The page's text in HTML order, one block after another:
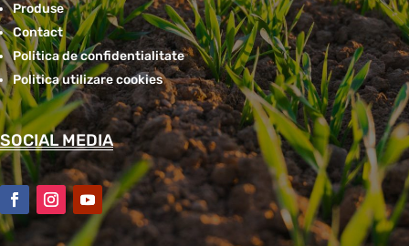
Produse
Contact
Politica de confidentialitate
Politica utilizare cookies
SOCIAL MEDIA